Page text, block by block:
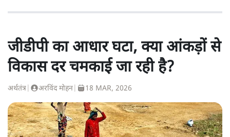
जीडीपी का आधार घटा, क्या आंकड़ों से
विकास दर चमकाई जा रही है?
अर्थतंत्र अरविंद मोहन 18 MAR, 2026